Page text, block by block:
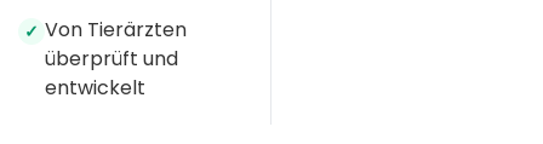
✓ Von Tierärzten
überprüft und
entwickelt